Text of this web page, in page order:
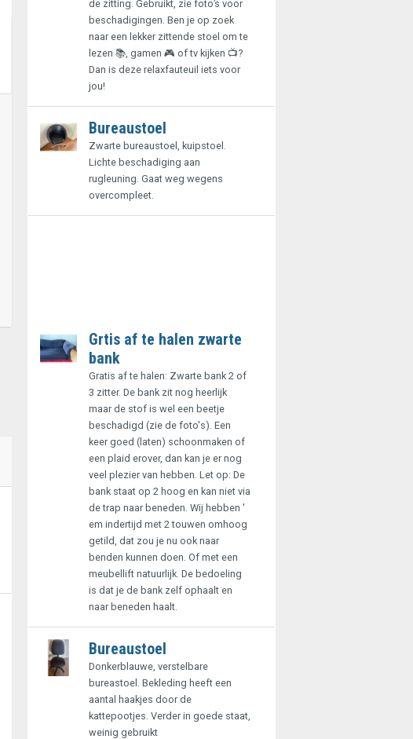
de zitting. Gebruikt, zie foto’s voor
beschadigingen. Ben je op zoek
naar een lekker zittende stoel om te
lezen 📚, gamen 🎮 of tv kijken 📺?
Dan is deze relaxfauteuil iets voor
jou!
Bureaustoel
Zwarte bureaustoel, kuipstoel.
Lichte beschadiging aan
rugleuning. Gaat weg wegens
overcompleet.
Grtis af te halen zwarte
bank
Gratis af te halen: Zwarte bank 2 of
3 zitter. De bank zit nog heerlijk
maar de stof is wel een beetje
beschadigd (zie de foto's). Een
keer goed (laten) schoonmaken of
een plaid erover, dan kan je er nog
veel plezier van hebben. Let op: De
bank staat op 2 hoog en kan niet via
de trap naar beneden. Wij hebben '
em indertijd met 2 touwen omhoog
getild, dat zou je nu ook naar
benden kunnen doen. Of met een
meubellift natuurlijk. De bedoeling
is dat je de bank zelf ophaalt en
naar beneden haalt.
Bureaustoel
Donkerblauwe, verstelbare
bureastoel. Bekleding heeft een
aantal haakjes door de
kattepootjes. Verder in goede staat,
weinig gebruikt